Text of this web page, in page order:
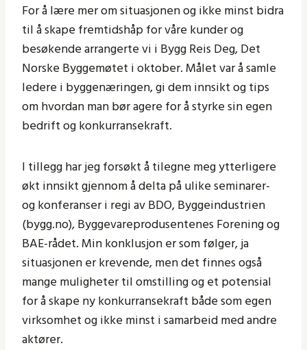
For å lære mer om situasjonen og ikke minst bidra
til å skape fremtidshåp for våre kunder og
besøkende arrangerte vi i Bygg Reis Deg, Det
Norske Byggemøtet i oktober. Målet var å samle
ledere i byggenæringen, gi dem innsikt og tips
om hvordan man bør agere for å styrke sin egen
bedrift og konkurransekraft.
I tillegg har jeg forsøkt å tilegne meg ytterligere
økt innsikt gjennom å delta på ulike seminarer-
og konferanser i regi av BDO, Byggeindustrien
(bygg.no), Byggevareprodusentenes Forening og
BAE-rådet. Min konklusjon er som følger, ja
situasjonen er krevende, men det finnes også
mange muligheter til omstilling og et potensial
for å skape ny konkurransekraft både som egen
virksomhet og ikke minst i samarbeid med andre
aktører.